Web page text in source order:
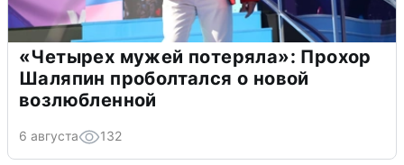
«Четырех мужей потеряла»: Прохор
Шаляпин проболтался о новой
возлюбленной
6 августа 132